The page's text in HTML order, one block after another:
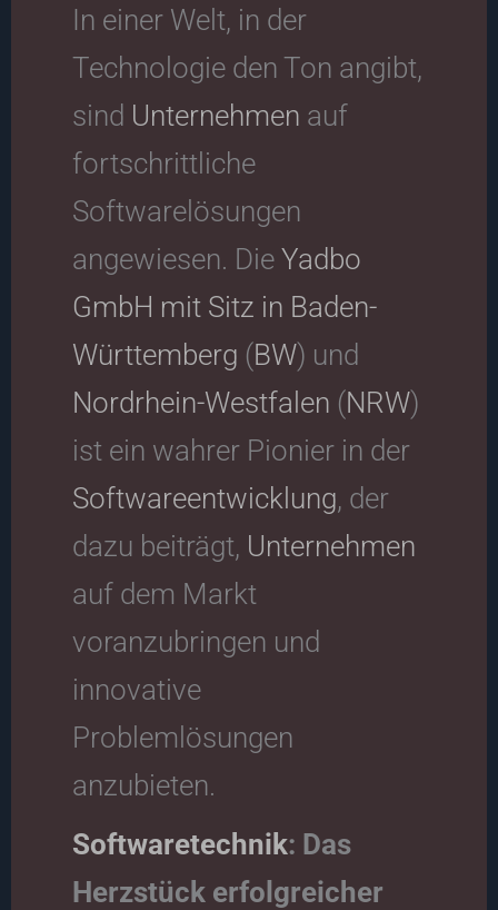
In einer Welt, in der
Technologie den Ton angibt,
sind Unternehmen auf
fortschrittliche
Softwarelösungen
angewiesen. Die Yadbo
GmbH mit Sitz in Baden-
Württemberg (BW) und
Nordrhein-Westfalen (NRW)
ist ein wahrer Pionier in der
Softwareentwicklung, der
dazu beiträgt, Unternehmen
auf dem Markt
voranzubringen und
innovative
Problemlösungen
anzubieten.
Softwaretechnik: Das
Herzstück erfolgreicher